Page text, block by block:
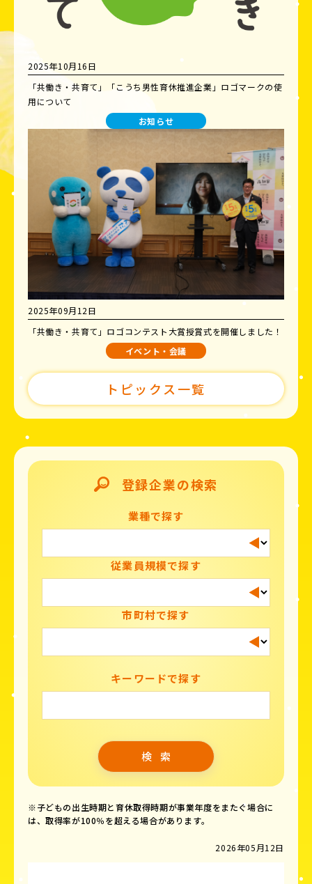
2025年10月16日
「共働き・共育て」「こうち男性育休推進企業」ロゴマークの使
用について
お知らせ
2025年09月12日
「共働き・共育て」ロゴコンテスト大賞授賞式を開催しました！
イベント・会議
トピックス一覧
登録企業の検索
業種で探す
従業員規模で探す
市町村で探す
キーワードで探す
※子どもの出生時期と育休取得時期が事業年度をまたぐ場合に
は、取得率が100％を超える場合があります。
2026年05月12日